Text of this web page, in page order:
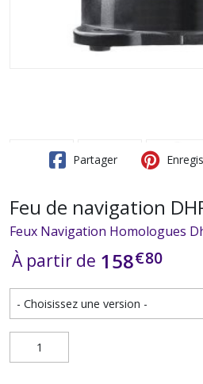
Partager
Feu de navigation
Feux Navigation Homologues
À partir de 158€80